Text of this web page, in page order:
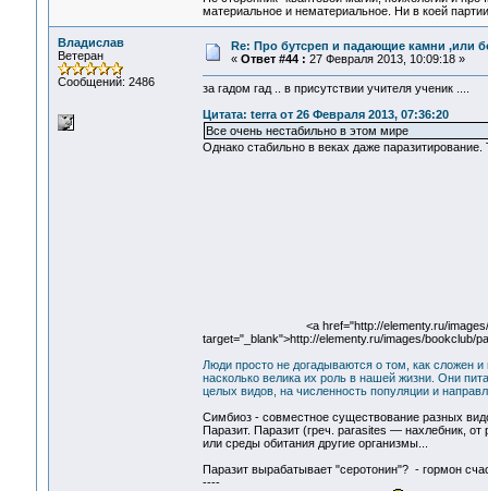
материальное и нематериальное. Ни в коей
Владислав
Ветеран
Сообщений: 2486
Re: Про бутсреп и падающие камни ,или
« Ответ #44 : 27 Февраля 2013, 10:09:18 »
за гадом гад .. в присутствии учителя ученик ....
Цитата: terra от 26 Февраля 2013, 07:36:20
Все очень нестабильно в этом мире
Однако стабильно в веках даже
<a href="http://elementy.ru/
target="_blank">http://elementy.ru/images/bookclub/
Люди просто не догадываются о том, как сложен
насколько велика их роль в нашей жизни. Они
целых видов, на численность популяции и
Симбиоз - совместное существование разных
Паразит. Паразит (греч. parasites — нахлебник,
или среды обитания другие организмы...
Паразит вырабатывает "серотонин"? - гормон
----